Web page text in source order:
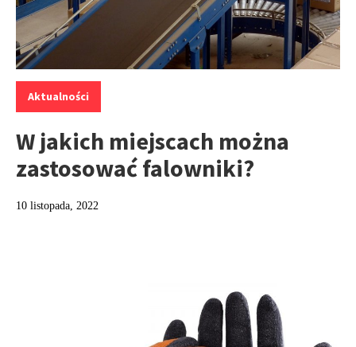
Kategorie:
Aktualności
W jakich miejscach można
zastosować falowniki?
10 listopada, 2022